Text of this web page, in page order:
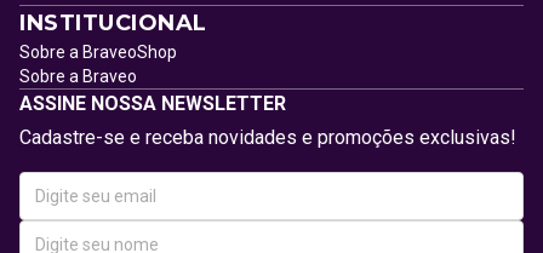
INSTITUCIONAL
Sobre a BraveoShop
Sobre a Braveo
ASSINE NOSSA NEWSLETTER
Cadastre-se e receba novidades e promoções exclusivas!